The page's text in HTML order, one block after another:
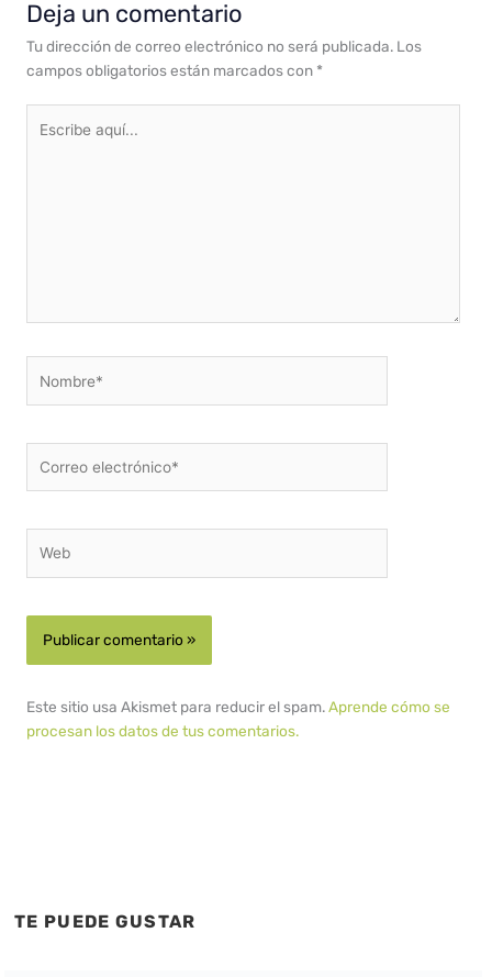
Deja un comentario
Tu dirección de correo electrónico no será publicada. Los
campos obligatorios están marcados con *
aquí...
electrónico*
Este sitio usa Akismet para reducir el spam.Aprende cómo se
procesan los datos de tus comentarios.
TE PUEDE GUSTAR